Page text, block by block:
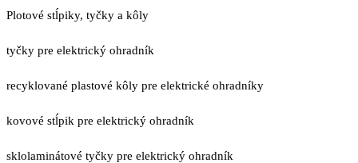
Plotové stĺpiky, tyčky a kôly
tyčky pre elektrický ohradník
recyklované plastové kôly pre elektrické ohradníky
kovové stĺpik pre elektrický ohradník
sklolaminátové tyčky pre elektrický ohradník